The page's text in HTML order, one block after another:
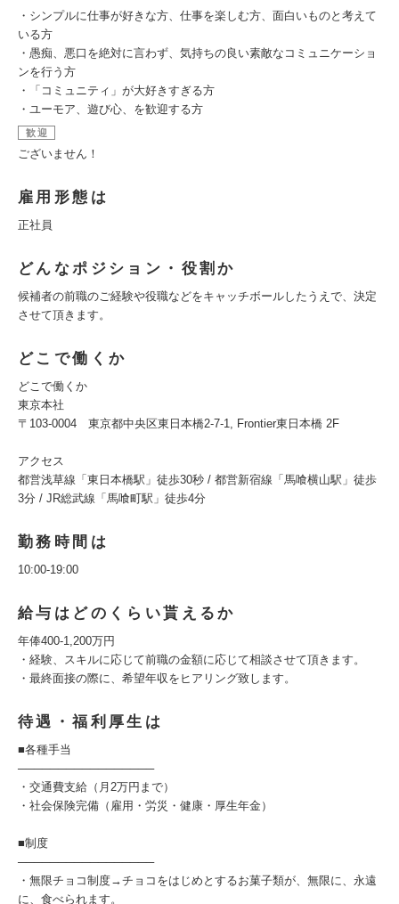
・シンプルに仕事が好きな方、仕事を楽しむ方、面白いものと考えて
いる方
・愚痴、悪口を絶対に言わず、気持ちの良い素敵なコミュニケーショ
ンを行う方
・「コミュニティ」が大好きすぎる方
・ユーモア、遊び心、を歓迎する方
歓迎
ございません！
雇用形態は
正社員
どんなポジション・役割か
候補者の前職のご経験や役職などをキャッチボールしたうえで、決定
させて頂きます。
どこで働くか
どこで働くか
東京本社
〒103-0004 東京都中央区東日本橋2-7-1, Frontier東日本橋 2F
アクセス
都営浅草線「東日本橋駅」徒歩30秒 / 都営新宿線「馬喰横山駅」徒歩
3分 / JR総武線「馬喰町駅」徒歩4分
勤務時間は
10:00-19:00
給与はどのくらい貰えるか
年俸400-1,200万円
・経験、スキルに応じて前職の金額に応じて相談させて頂きます。
・最終面接の際に、希望年収をヒアリング致します。
待遇・福利厚生は
■各種手当
─────────────────
・交通費支給（月2万円まで）
・社会保険完備（雇用・労災・健康・厚生年金）
■制度
─────────────────
・無限チョコ制度→チョコをはじめとするお菓子類が、無限に、永遠
に、食べられます。